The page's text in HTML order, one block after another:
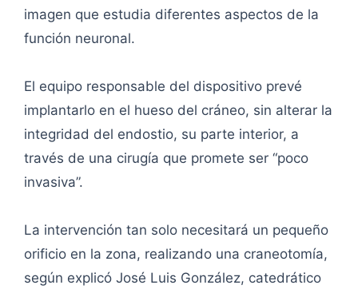
imagen que estudia diferentes aspectos de la
función neuronal.
El equipo responsable del dispositivo prevé
implantarlo en el hueso del cráneo, sin alterar la
integridad del endostio, su parte interior, a
través de una cirugía que promete ser “poco
invasiva”.
La intervención tan solo necesitará un pequeño
orificio en la zona, realizando una craneotomía,
según explicó José Luis González, catedrático